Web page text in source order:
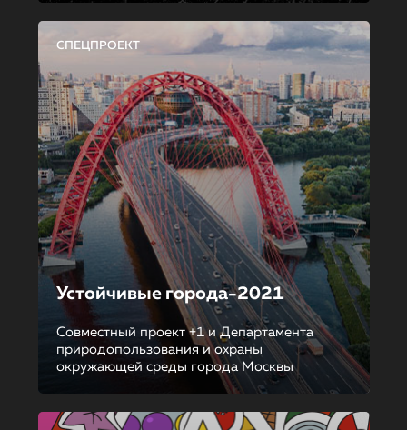
СПЕЦПРОЕКТ
Устойчивые города-2021
Совместный проект +1 и Департамента
природопользования и охраны
окружающей среды города Москвы